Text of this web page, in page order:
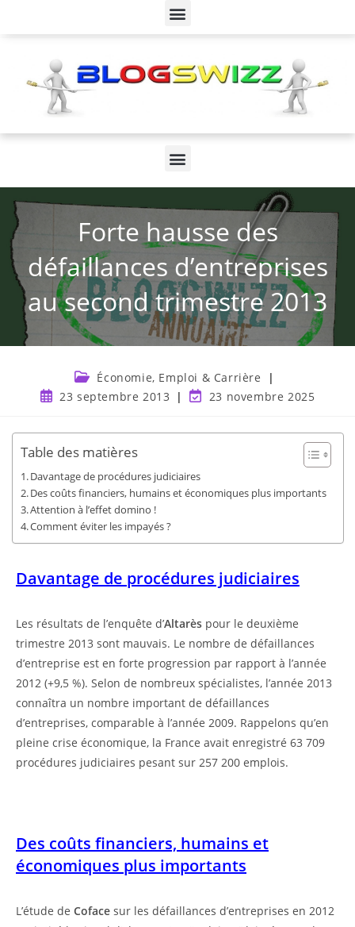
Forte hausse des
défaillances d’entreprises
au second trimestre 2013
Économie, Emploi & Carrière
23 septembre 2013
23 novembre 2025
Table des matières
Davantage de procédures judiciaires
Des coûts financiers, humains et économiques plus importants
Attention à l’effet domino !
Comment éviter les impayés ?
Davantage de procédures judiciaires
Les résultats de l’enquête d’Altarès pour le deuxième
trimestre 2013 sont mauvais. Le nombre de défaillances
d’entreprise est en forte progression par rapport à l’année
2012 (+9,5 %). Selon de nombreux spécialistes, l’année 2013
connaîtra un nombre important de défaillances
d’entreprises, comparable à l’année 2009. Rappelons qu’en
pleine crise économique, la France avait enregistré 63 709
procédures judiciaires pesant sur 257 200 emplois.
Des coûts financiers, humains et
économiques plus importants
L’étude de Coface sur les défaillances d’entreprises en 2012